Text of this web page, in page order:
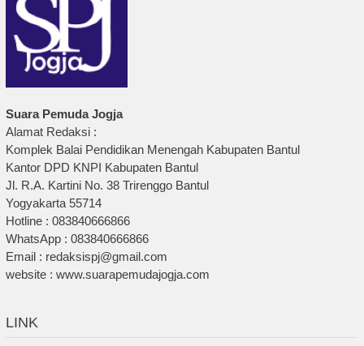
Suara Pemuda Jogja
Alamat Redaksi :
Komplek Balai Pendidikan Menengah Kabupaten Bantul
Kantor DPD KNPI Kabupaten Bantul
Jl. R.A. Kartini No. 38 Trirenggo Bantul
Yogyakarta 55714
Hotline : 083840666866
WhatsApp : 083840666866
Email : redaksispj@gmail.com
website : www.suarapemudajogja.com
LINK